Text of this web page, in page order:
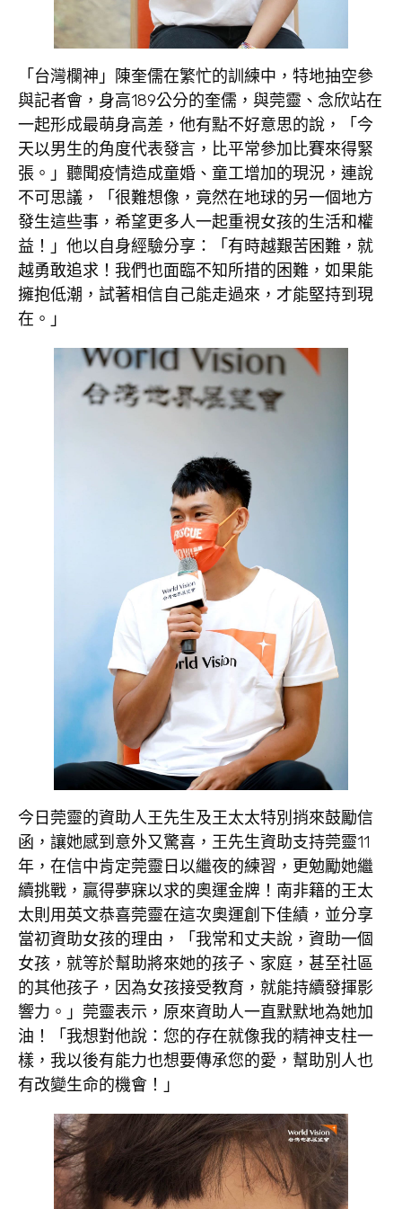
「台灣欄神」陳奎儒在繁忙的訓練中，特地抽空參
與記者會，身高189公分的奎儒，與莞靈、念欣站在
一起形成最萌身高差，他有點不好意思的說，「今
天以男生的角度代表發言，比平常參加比賽來得緊
張。」聽聞疫情造成童婚、童工增加的現況，連說
不可思議，「很難想像，竟然在地球的另一個地方
發生這些事，希望更多人一起重視女孩的生活和權
益！」他以自身經驗分享：「有時越艱苦困難，就
越勇敢追求！我們也面臨不知所措的困難，如果能
擁抱低潮，試著相信自己能走過來，才能堅持到現
在。」
今日莞靈的資助人王先生及王太太特別捎來鼓勵信
函，讓她感到意外又驚喜，王先生資助支持莞靈11
年，在信中肯定莞靈日以繼夜的練習，更勉勵她繼
續挑戰，贏得夢寐以求的奧運金牌！南非籍的王太
太則用英文恭喜莞靈在這次奧運創下佳績，並分享
當初資助女孩的理由，「我常和丈夫說，資助一個
女孩，就等於幫助將來她的孩子、家庭，甚至社區
的其他孩子，因為女孩接受教育，就能持續發揮影
響力。」莞靈表示，原來資助人一直默默地為她加
油！「我想對他說：您的存在就像我的精神支柱一
樣，我以後有能力也想要傳承您的愛，幫助別人也
有改變生命的機會！」